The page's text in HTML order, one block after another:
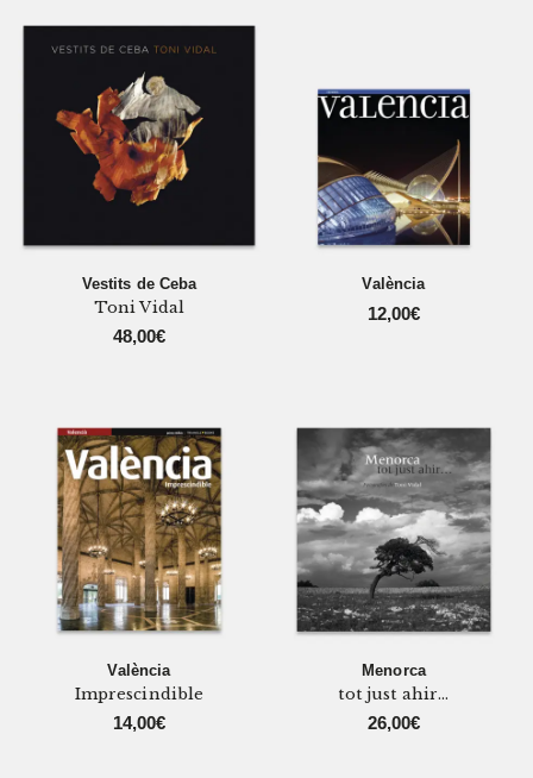
Vestits de Ceba
Toni Vidal
48,00€
València
12,00€
València
Imprescindible
14,00€
Menorca
tot just ahir...
26,00€